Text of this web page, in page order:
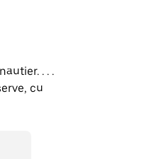
. . .
cu